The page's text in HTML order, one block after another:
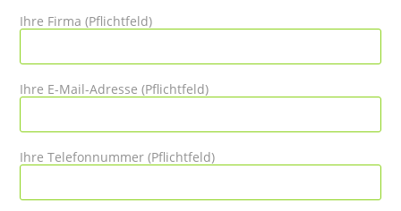
Ihre Firma (Pflichtfeld)
Ihre E-Mail-Adresse (Pflichtfeld)
Ihre Telefonnummer (Pflichtfeld)